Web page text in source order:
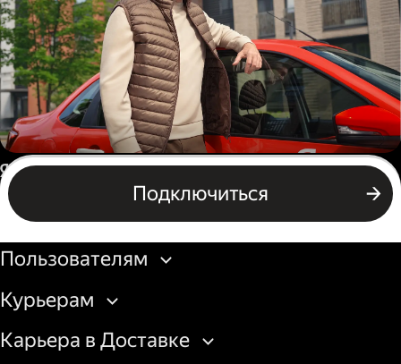
Автокурьер
Подключиться
Подключиться
Россия
Бизнесу
Пользователям
Курьерам
Карьера в Доставке